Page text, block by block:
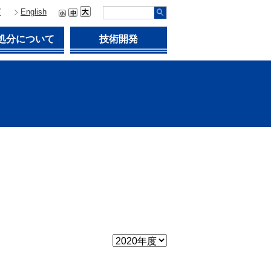
English
分について 技術開発